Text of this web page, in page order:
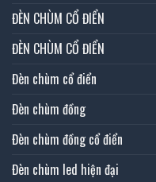
ĐÈN CHÙM CỔ ĐIỂN
ĐÈN CHÙM CỔ ĐIỂN
Đèn chùm cổ điển
Đèn chùm đồng
Đèn chùm đồng cổ điển
Đèn chùm led hiện đại